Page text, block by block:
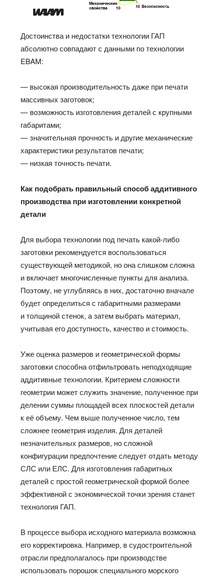
Достоинства и недостатки технологии ГАП
абсолютно совпадают с данными по технологии
EBAM:
— высокая производительность даже при печати
массивных заготовок;
— возможность изготовления деталей с крупными
габаритами;
— значительная прочность и другие механические
характеристики результатов печати;
— низкая точность печати.
Как подобрать правильный способ аддитивного
производства при изготовлении конкретной
детали
Для выбора технологии под печать какой-либо
заготовки рекомендуется воспользоваться
существующей методикой, но она слишком сложна
и включает многочисленные пункты для анализа.
Поэтому, не углубляясь в них, достаточно вначале
будет определиться с габаритными размерами
и толщиной стенок, а затем выбрать материал,
учитывая его доступность, качество и стоимость.
Уже оценка размеров и геометрической формы
заготовки способна отфильтровать неподходящие
аддитивные технологии. Критерием сложности
геометрии может служить значение, полученное при
делении суммы площадей всех плоскостей детали
к её объему. Чем выше полученное число, тем
сложнее геометрия изделия. Для деталей
незначительных размеров, но сложной
конфигурации предпочтение следует отдать методу
СЛС или ЕЛС. Для изготовления габаритных
деталей с простой геометрической формой более
эффективной с экономической точки зрения станет
технология ГАП.
В процессе выбора исходного материала возможна
его корректировка. Например, в судостроительной
отрасли предполагалось при производстве
использовать порошок специального морского